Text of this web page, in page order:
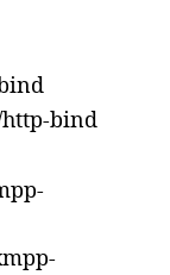
bind